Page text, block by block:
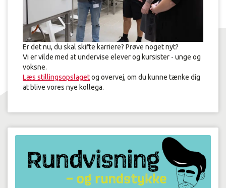
Er det nu, du skal skifte karriere? Prøve noget nyt?
Vi er vilde med at undervise elever og kursister - unge og
voksne.
Læs stillingsopslagetog overvej, om du kunne tænke dig
at blive vores nye kollega.